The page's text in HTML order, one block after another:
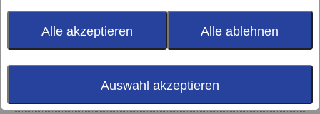
Alle akzeptieren Alle ablehnen
Auswahl akzeptieren
135x200 + 80x80
Material GOTS-Premium-Satin